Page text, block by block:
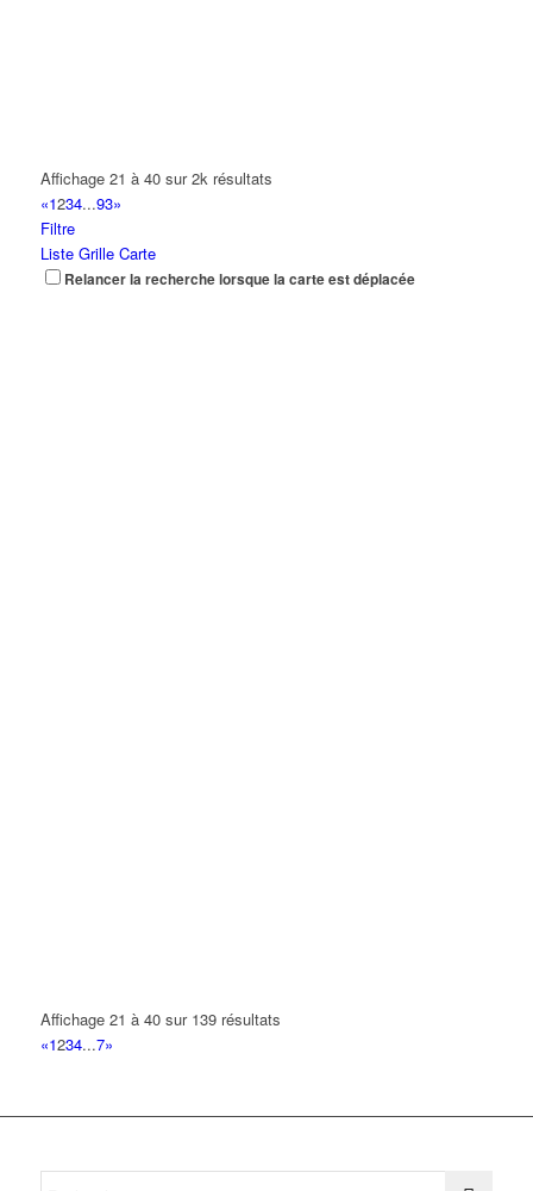
Affichage 21 à 40 sur 2k résultats
«1234...93»
Filtre
Liste Grille Carte
Relancer la recherche lorsque la carte est déplacée
Affichage 21 à 40 sur 139 résultats
«1234...7»